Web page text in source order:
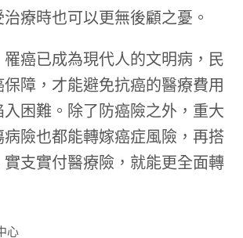
療時也可以更無後顧之憂。
癌已成為現代人的文明病，民
障，才能避免抗癌的醫療費用
困難。除了防癌險之外，重大
險也都能轉嫁癌症風險，再搭
支實付醫療險，就能更全面轉
心